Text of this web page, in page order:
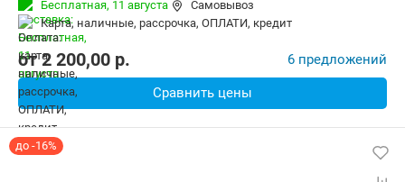
Материал бака:
Нерж. сталь
Дополнительные функции:
Выбор скорости отжима, Звуковой
Безопасность:Защита от детей, Защита от протечек
Ширина:40 см
Бесплатная, 11 августа
Самовывоз
карта, наличные, рассрочка, ОПЛАТИ, кредит
от2 200,00 p. 6 предложений
Сравнить цены
до -16%